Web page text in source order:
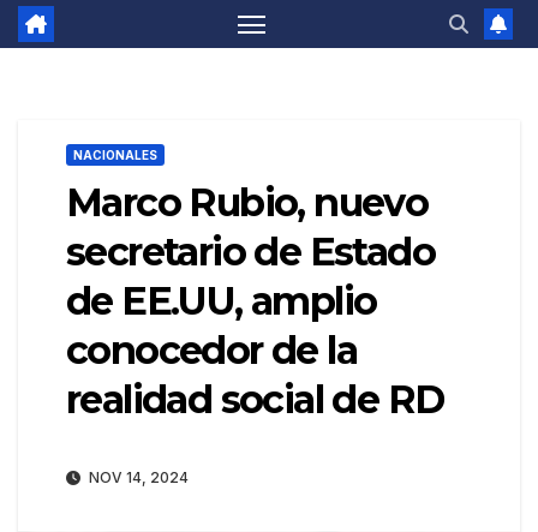
NACIONALES
Marco Rubio, nuevo
secretario de Estado
de EE.UU, amplio
conocedor de la
realidad social de RD
NOV 14, 2024